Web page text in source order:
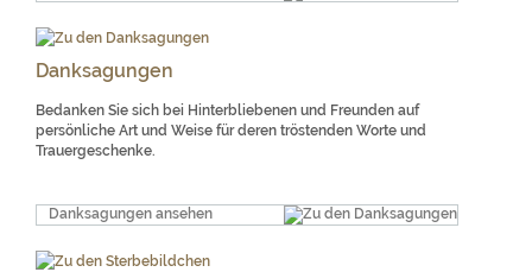
Danksagungen
Bedanken Sie sich bei Hinterbliebenen und Freunden auf
persönliche Art und Weise für deren tröstenden Worte und
Trauergeschenke.
Danksagungen ansehen